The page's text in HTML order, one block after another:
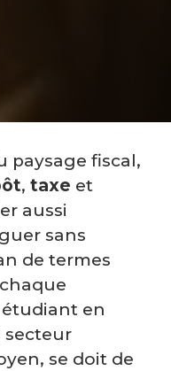
paysage fiscal,
, taxe et
aussi
sans
de termes
étudiant en
secteur
se doit de